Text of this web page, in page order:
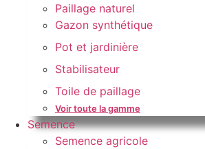
Paillage naturel
Gazon synthétique
Pot et jardinière
Stabilisateur
Toile de paillage
Voir toute la gamme
Semence
Semence agricole